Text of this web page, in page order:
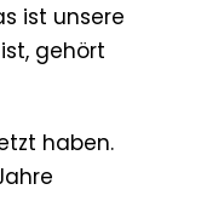
ist unsere
gehört
haben.